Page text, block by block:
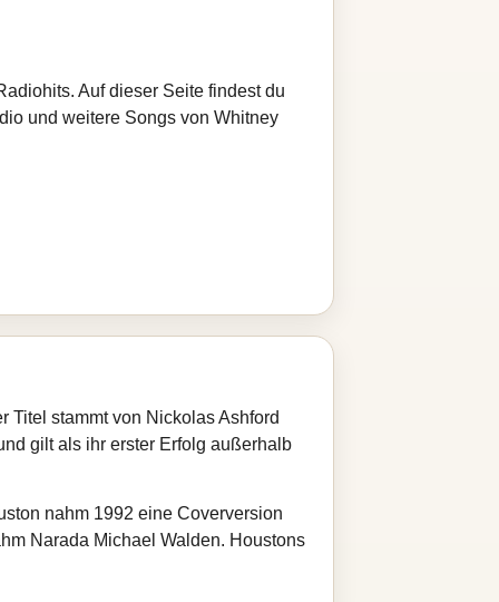
Auf dieser Seite findest du
und weitere Songs von Whitney
Titel stammt von Nickolas Ashford
gilt als ihr erster Erfolg außerhalb
nahm 1992 eine Coverversion
Narada Michael Walden. Houstons